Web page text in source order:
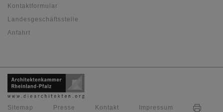
Kontaktformular
Landesgeschäftsstelle
Anfahrt
Sitemap Presse Kontakt Impressum